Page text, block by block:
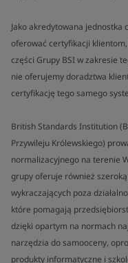
Jako akredytowana jednostka
oferować certyfikacji
części Grupy BSI w zakresie
nie oferujemy doradztwa
certyfikację tego samego
British Standards Institution
Przywileju Królewskiego)
normalizacyjnego na terenie
grupy oferuje również
wykraczających poza
które pomagają
dzięki opartym na normach
narzędzia do samooceny,
produkty informatyczne i